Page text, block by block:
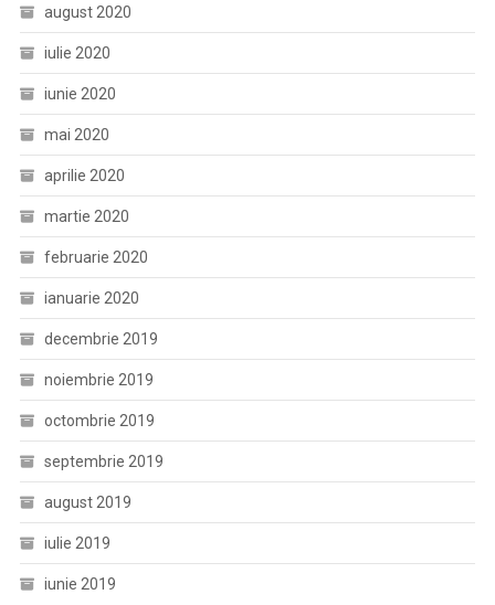
august 2020
iulie 2020
iunie 2020
mai 2020
aprilie 2020
martie 2020
februarie 2020
ianuarie 2020
decembrie 2019
noiembrie 2019
octombrie 2019
septembrie 2019
august 2019
iulie 2019
iunie 2019